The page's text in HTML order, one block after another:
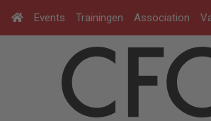
Events Trainingen Association